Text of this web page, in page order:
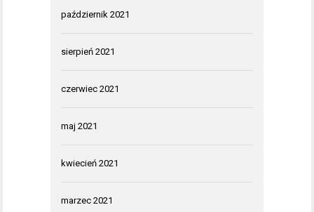
październik 2021
sierpień 2021
czerwiec 2021
maj 2021
kwiecień 2021
marzec 2021